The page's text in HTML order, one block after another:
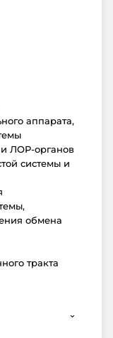
аппарата,
ЛОР-органов
системы и
обмена
тракта
⌄